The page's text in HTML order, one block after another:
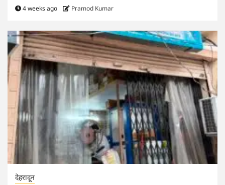
4 weeks ago Pramod Kumar
देहरादून